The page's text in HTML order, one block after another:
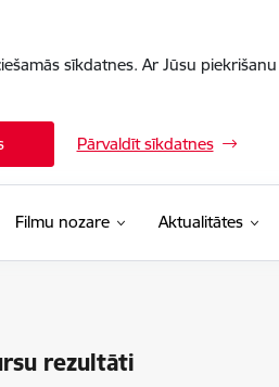
sīkdatnes. Ar Jūsu
Pārvaldīt sīkdatnes
Filmu nozare Aktualitātes
rezultāti